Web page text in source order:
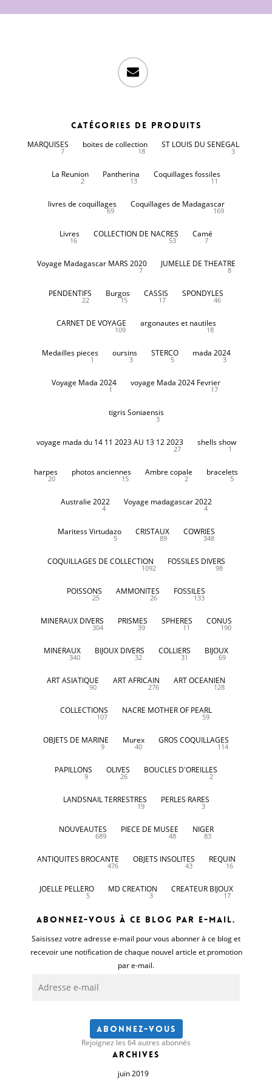
email
Catégories de produits
MARQUISES
7
boites de collection
18
ST LOUIS DU SENEGAL
3
La Reunion
2
Pantherina
13
Coquillages fossiles
11
livres de coquillages
69
Coquillages de Madagascar
169
Livres
16
COLLECTION DE NACRES
53
Camé
7
Voyage Madagascar MARS 2020
7
JUMELLE DE THEATRE
8
PENDENTIFS
22
Burgos
15
CASSIS
17
SPONDYLES
46
CARNET DE VOYAGE
109
argonautes et nautiles
18
Medailles pieces
1
oursins
3
STERCO
5
mada 2024
3
Voyage Mada 2024
1
voyage Mada 2024 Fevrier
17
tigris Soniaensis
3
voyage mada du 14 11 2023 AU 13 12 2023
27
shells show
1
harpes
20
photos anciennes
15
Ambre copale
2
bracelets
5
Australie 2022
4
Voyage madagascar 2022
4
Maritess Virtudazo
5
CRISTAUX
89
COWRIES
348
COQUILLAGES DE COLLECTION
1092
FOSSILES DIVERS
98
POISSONS
25
AMMONITES
26
FOSSILES
133
MINERAUX DIVERS
304
PRISMES
39
SPHERES
11
CONUS
190
MINERAUX
340
BIJOUX DIVERS
32
COLLIERS
31
BIJOUX
69
ART ASIATIQUE
90
ART AFRICAIN
276
ART OCEANIEN
128
COLLECTIONS
107
NACRE MOTHER OF PEARL
59
OBJETS DE MARINE
9
Murex
40
GROS COQUILLAGES
114
PAPILLONS
9
OLIVES
26
BOUCLES D'OREILLES
2
LANDSNAIL TERRESTRES
19
PERLES RARES
3
NOUVEAUTES
689
PIECE DE MUSEE
48
NIGER
83
ANTIQUITES BROCANTE
476
OBJETS INSOLITES
43
REQUIN
16
JOELLE PELLERO
5
MD CREATION
3
CREATEUR BIJOUX
17
Abonnez-vous à ce blog par e-mail.
Saisissez votre adresse e-mail pour vous abonner à ce blog et
recevoir une notification de chaque nouvel article et promotion
par e-mail.
e-
Abonnez-vous
Rejoignez les 64 autres abonnés
Archives
juin 2019